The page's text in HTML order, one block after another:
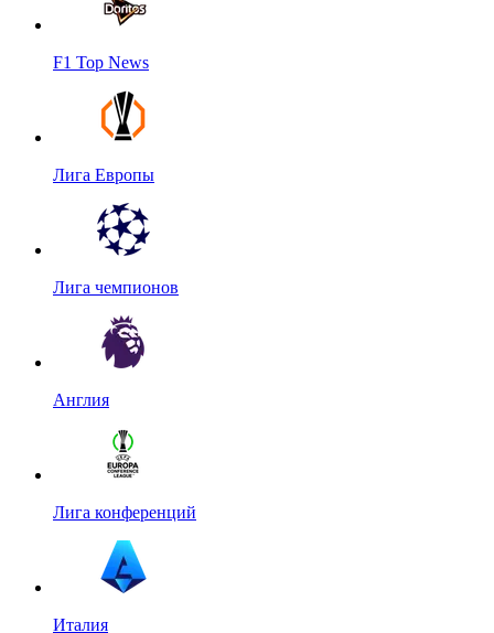
F1 Top News
Лига Европы
Лига чемпионов
Англия
Лига конференций
Италия